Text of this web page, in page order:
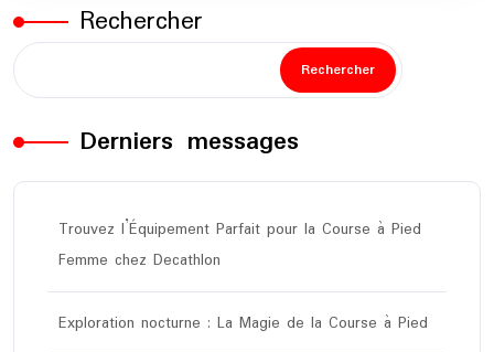
Rechercher
Rechercher
Derniers messages
Trouvez l’Équipement Parfait pour la Course à Pied
Femme chez Decathlon
Exploration nocturne : La Magie de la Course à Pied